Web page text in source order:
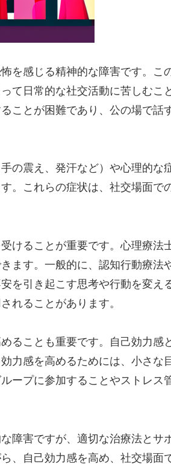
を感じる精神的な障害です。こ
て日常的な社交活動に苦しむこ
ことが困難であり、公の場で話
の震え、発汗など）や心理的な
。これらの症状は、社交場面で
けることが重要です。心理療法
ます。一般的に、認知行動療法
を引き起こす思考や行動を変え
れることがあります。
ることも重要です。自己効力感
力感を高めるためには、小さな
ープに参加することやストレス
障害ですが、適切な治療法とサ
、自己効力感を高め、社交場面